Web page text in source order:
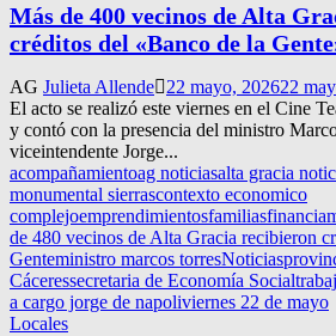
Más de 400 vecinos de Alta
créditos del «Banco de la
AG Julieta Allende 22 mayo, 202622
El acto se realizó este viernes en el Cine
y contó con la presencia del ministro
viceintendente Jorge...
acompañamientoag noticiasalta gracia
monumental sierrascontexto economico
complejoemprendimientosfamilias
de 480 vecinos de Alta Gracia recibieron
Genteministro marcos torresNoticias
Cáceressecretaria de Economía Social
a cargo jorge de napoliviernes 22 de mayo
Locales